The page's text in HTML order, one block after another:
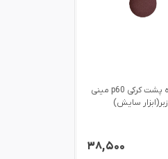
سمباده پشت کرکی p60 مینی
زبر(ابزار سایش)
۳۸,۵۰۰